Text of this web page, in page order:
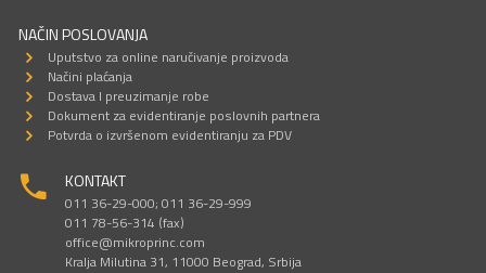
NAČIN POSLOVANJA
Uputstvo za online naručivanje proizvoda
Načini plaćanja
Dostava I preuzimanje robe
Dokument za evidentiranje poslovnih partnera
Potvrda o izvršenom evidentiranju za PDV
KONTAKT
011 36-29-000; 011 36-29-999
011 78-56-314 (fax)
office@mikroprinc.com
Kralja Milutina 31, 11000 Beograd, Srbija